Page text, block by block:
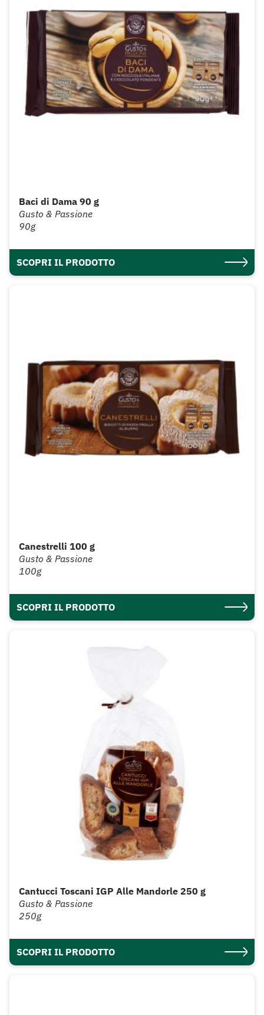
Baci di Dama 90 g
Gusto & Passione
90g
SCOPRI IL PRODOTTO
Canestrelli 100 g
Gusto & Passione
100g
SCOPRI IL PRODOTTO
Cantucci Toscani IGP Alle Mandorle 250 g
Gusto & Passione
250g
SCOPRI IL PRODOTTO